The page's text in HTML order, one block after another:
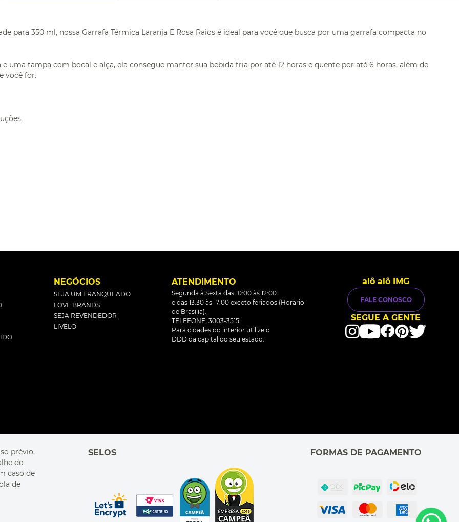
para 350 ml, nossa Garrafa Térmica Laranja E Rosa Raios é ideal para você que busca por uma garrafa compacta no
tampa com bocal e alça, ela consegue manter sua bebida fria por até 12 horas e quente por até 6 horas, além de
você for.
NEGÓCIOS
SEJA UM FRANQUEADO
LOVE BRANDS
SEJA REVENDEDOR
LIVELO
ATENDIMENTO
Segunda à Sexta das 10:00 às 12:00
e das 13:30 às 17:00 exceto feriados (Horário
de Brasilia).
TELEFONE: 3003-3515
Para cidades do interior utilize o
DDD da capital do seu estado.
alô alô IMG
FALE CONOSCO
SEGUE A GENTE
prévio.
do
caso de
de
SELOS FORMAS DE PAGAMENTO